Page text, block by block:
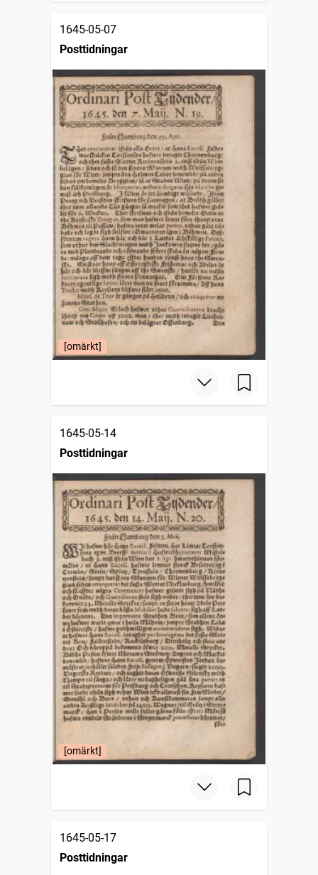
1645-05-07
Posttidningar
[omärkt]
1645-05-14
Posttidningar
[omärkt]
1645-05-17
Posttidningar